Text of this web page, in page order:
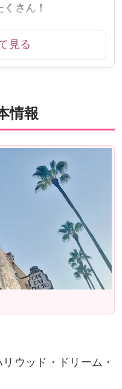
さん！
見る
情報
ウッド・ドリーム・